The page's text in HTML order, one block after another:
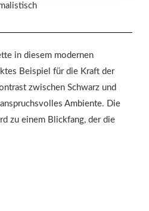
in diesem modernen
Beispiel für die Kraft der
zwischen Schwarz und
Ambiente. Die
zu einem Blickfang, der die